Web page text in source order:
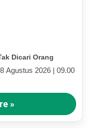
Dicari Orang
Agustus 2026 | 09.00
»